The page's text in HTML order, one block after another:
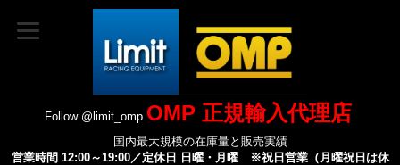
Follow @limit_omp OMP 正規輸入代理店
国内最大規模の在庫量と販売実績
営業時間 12:00～19:00／定休日 日曜・月曜 ※祝日営業（月曜祝日は休